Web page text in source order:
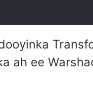
ah ee